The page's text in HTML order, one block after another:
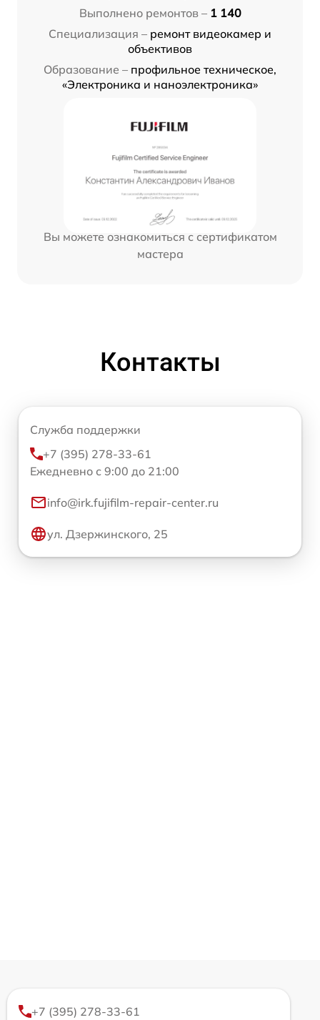
Выполнено ремонтов – 1 140
Специализация – ремонт видеокамер и
объективов
Образование – профильное техническое,
«Электроника и наноэлектроника»
Вы можете ознакомиться с сертификатом
мастера
Контакты
Служба поддержки
+7 (395) 278-33-61
Ежедневно с 9:00 до 21:00
info@irk.fujifilm-repair-center.ru
ул. Дзержинского, 25
+7 (395) 278-33-61